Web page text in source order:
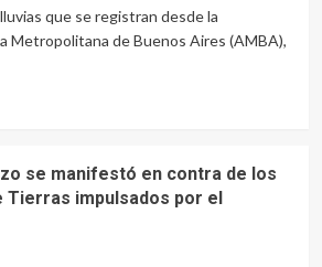
que se registran desde la
Metropolitana de Buenos Aires (AMBA),
se manifestó en contra de los
Tierras impulsados por el